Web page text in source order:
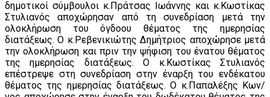
δημοτικοί σύμβουλοι κ.Πράτσας Ιωάννης και κ.Κωστίκας
Στυλιανός αποχώρησαν από τη συνεδρίαση μετά την
ολοκλήρωση του όγδοου θέματος της ημερησίας
διατάξεως. Ο κ.Ρεβενικιώτης Δημήτριος αποχώρησε μετά
την ολοκλήρωση και πριν την ψήφιση του ένατου θέματος
της ημερησίας διατάξεως. Ο κ.Κωστίκας Στυλιανός
επέστρεψε στη συνεδρίαση στην έναρξη του ενδέκατου
θέματος της ημερησίας διατάξεως. Ο κ.Παπαλέξης Κων/